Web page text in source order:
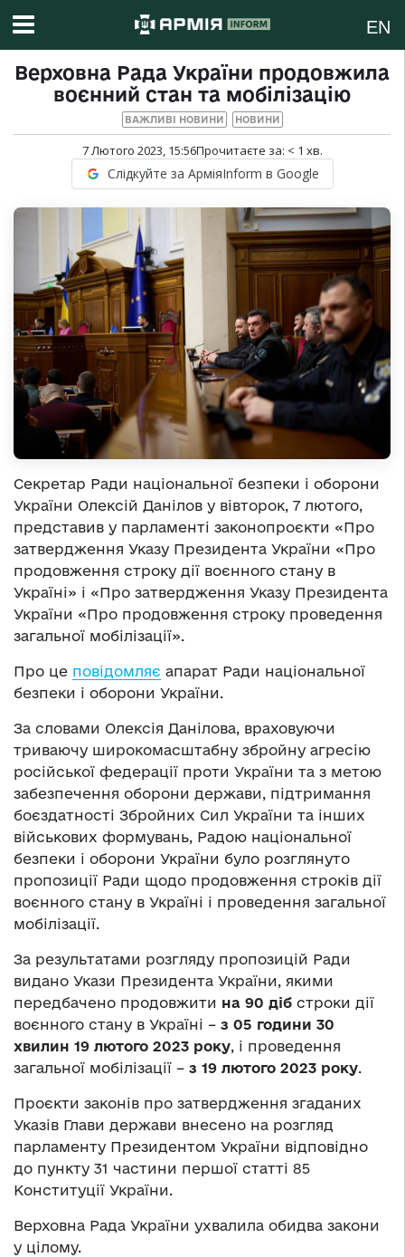
EN
Верховна Рада України продовжила
воєнний стан та мобілізацію
ВАЖЛИВІ НОВИНИ НОВИНИ
7 Лютого 2023, 15:56Прочитаєте за: < 1 хв.
Слідкуйте за АрміяInform в Google
Секретар Ради національної безпеки і оборони
України Олексій Данілов у вівторок, 7 лютого,
представив у парламенті законопроєкти «Про
затвердження Указу Президента України «Про
продовження строку дії воєнного стану в
Україні» і «Про затвердження Указу Президента
України «Про продовження строку проведення
загальної мобілізації».
Про це повідомляє апарат Ради національної
безпеки і оборони України.
За словами Олексія Данілова, враховуючи
триваючу широкомасштабну збройну агресію
російської федерації проти України та з метою
забезпечення оборони держави, підтримання
боєздатності Збройних Сил України та інших
військових формувань, Радою національної
безпеки і оборони України було розглянуто
пропозиції Ради щодо продовження строків дії
воєнного стану в Україні і проведення загальної
мобілізації.
За результатами розгляду пропозицій Ради
видано Укази Президента України, якими
передбачено продовжити на 90 діб строки дії
воєнного стану в Україні – з 05 години 30
хвилин 19 лютого 2023 року, і проведення
загальної мобілізації – з 19 лютого 2023 року.
Проєкти законів про затвердження згаданих
Указів Глави держави внесено на розгляд
парламенту Президентом України відповідно
до пункту 31 частини першої статті 85
Конституції України.
Верховна Рада України ухвалила обидва закони
у цілому.